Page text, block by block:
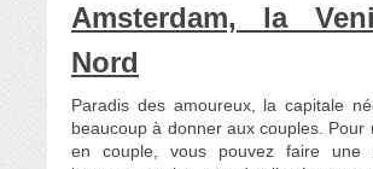
Amsterdam, la
Nord
Paradis des amoureux, la capitale
beaucoup à donner aux couples. Pour
en couple, vous pouvez faire une